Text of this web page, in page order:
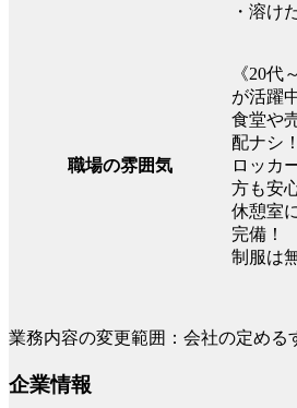
・溶け
職場の雰囲気
《20代
が活躍
食堂や
配ナシ！
ロッカ
方も安
休憩室
完備！
制服は
業務内容の変更範囲：会社の定める
企業情報